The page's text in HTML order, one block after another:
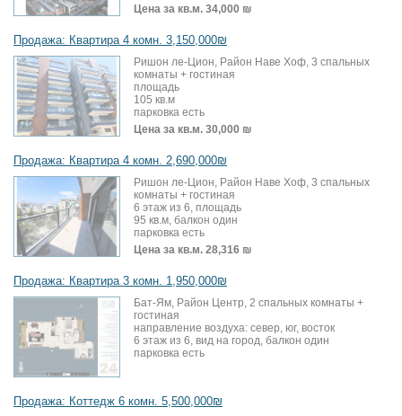
Цена за кв.м. 34,000 ₪
Продажа: Квартира 4 комн. 3,150,000₪
Ришон ле-Цион, Район Наве Хоф, 3 спальных
комнаты + гостиная
площадь
105 кв.м
парковка есть
Цена за кв.м. 30,000 ₪
Продажа: Квартира 4 комн. 2,690,000₪
Ришон ле-Цион, Район Наве Хоф, 3 спальных
комнаты + гостиная
6 этаж из 6, площадь
95 кв.м, балкон один
парковка есть
Цена за кв.м. 28,316 ₪
Продажа: Квартира 3 комн. 1,950,000₪
Бат-Ям, Район Центр, 2 спальных комнаты +
гостиная
направление воздуха: север, юг, восток
6 этаж из 6, вид на город, балкон один
парковка есть
Продажа: Коттедж 6 комн. 5,500,000₪